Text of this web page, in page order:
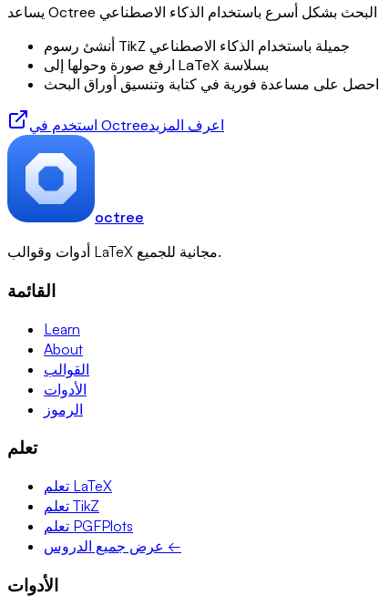
أنشئ رسوم TikZ جميلة باستخدام الذكاء الاصطناعي
ارفع صورة وحولها إلى LaTeX بسلاسة
احصل على مساعدة فورية في كتابة وتنسيق أوراق البحث
استخدم في Octreeاعرف المزيد
octree
أدوات وقوالب LaTeX مجانية للجميع.
القائمة
Learn
About
القوالب
الأدوات
الرموز
تعلم
تعلم LaTeX
تعلم TikZ
تعلم PGFPlots
عرض جميع الدروس ←
الأدوات